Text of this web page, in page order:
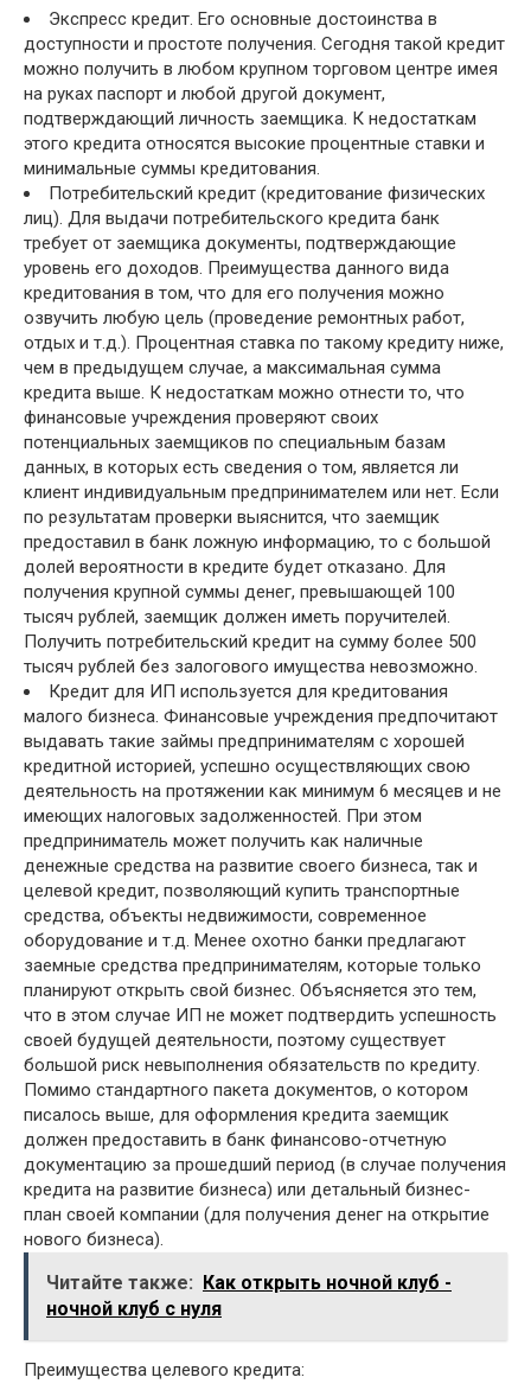
Экспресс кредит. Его основные достоинства в
доступности и простоте получения. Сегодня такой кредит
можно получить в любом крупном торговом центре имея
на руках паспорт и любой другой документ,
подтверждающий личность заемщика. К недостаткам
этого кредита относятся высокие процентные ставки и
минимальные суммы кредитования.
Потребительский кредит (кредитование физических
лиц). Для выдачи потребительского кредита банк
требует от заемщика документы, подтверждающие
уровень его доходов. Преимущества данного вида
кредитования в том, что для его получения можно
озвучить любую цель (проведение ремонтных работ,
отдых и т.д.). Процентная ставка по такому кредиту ниже,
чем в предыдущем случае, а максимальная сумма
кредита выше. К недостаткам можно отнести то, что
финансовые учреждения проверяют своих
потенциальных заемщиков по специальным базам
данных, в которых есть сведения о том, является ли
клиент индивидуальным предпринимателем или нет. Если
по результатам проверки выяснится, что заемщик
предоставил в банк ложную информацию, то с большой
долей вероятности в кредите будет отказано. Для
получения крупной суммы денег, превышающей 100
тысяч рублей, заемщик должен иметь поручителей.
Получить потребительский кредит на сумму более 500
тысяч рублей без залогового имущества невозможно.
Кредит для ИП используется для кредитования
малого бизнеса. Финансовые учреждения предпочитают
выдавать такие займы предпринимателям с хорошей
кредитной историей, успешно осуществляющих свою
деятельность на протяжении как минимум 6 месяцев и не
имеющих налоговых задолженностей. При этом
предприниматель может получить как наличные
денежные средства на развитие своего бизнеса, так и
целевой кредит, позволяющий купить транспортные
средства, объекты недвижимости, современное
оборудование и т.д. Менее охотно банки предлагают
заемные средства предпринимателям, которые только
планируют открыть свой бизнес. Объясняется это тем,
что в этом случае ИП не может подтвердить успешность
своей будущей деятельности, поэтому существует
большой риск невыполнения обязательств по кредиту.
Помимо стандартного пакета документов, о котором
писалось выше, для оформления кредита заемщик
должен предоставить в банк финансово-отчетную
документацию за прошедший период (в случае получения
кредита на развитие бизнеса) или детальный бизнес-
план своей компании (для получения денег на открытие
нового бизнеса).
Читайте также:
Как открыть ночной клуб -
ночной клуб с нуля
Преимущества целевого кредита: